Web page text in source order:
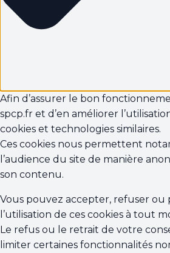
Afin d’assurer le bon
spcp.fr et d’en améliorer
cookies et technologies similaires.
Ces cookies nous permettent
l’audience du site de manière
son contenu.
Vous pouvez accepter, refuser ou
l’utilisation de ces cookies à tout
Le refus ou le retrait de votre
limiter certaines fonctionnalités